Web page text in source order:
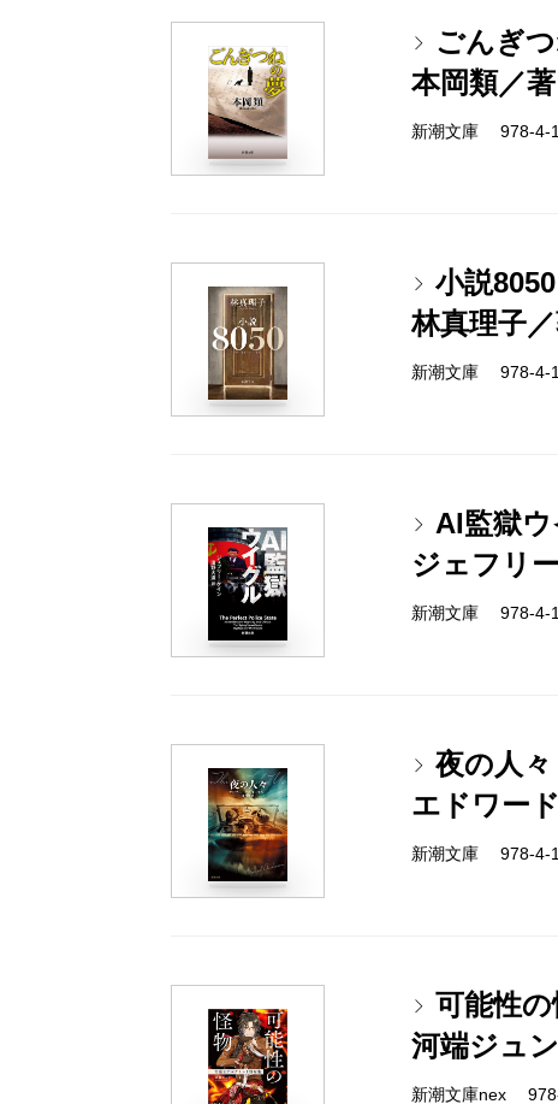
ごんぎ
本岡類／著
新潮文庫 978-
小説8050
林真理子
新潮文庫 978-
AI監獄
ジェフリ
新潮文庫 978-
夜の人々
エドワー
新潮文庫 978-
可能性
河端ジュ
新潮文庫nex